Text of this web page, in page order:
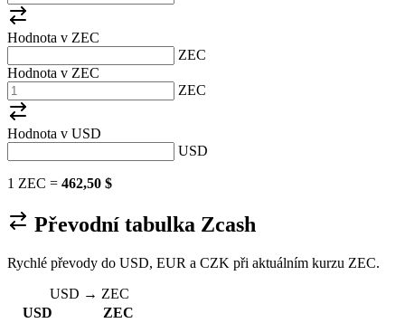
Hodnota v ZEC
ZEC
Hodnota v ZEC
ZEC
Hodnota v USD
USD
1 ZEC = 462,50 $
Převodní tabulka Zcash
Rychlé převody do USD, EUR a CZK při aktuálním kurzu ZEC.
USD → ZEC
USD
ZEC